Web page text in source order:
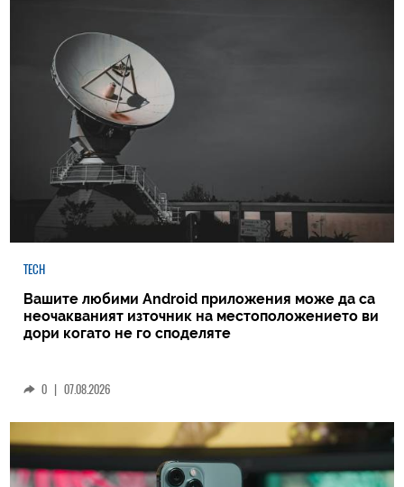
TECH
Вашите любими Android приложения може да са
неочакваният източник на местоположението ви
дори когато не го споделяте
0 | 07.08.2026